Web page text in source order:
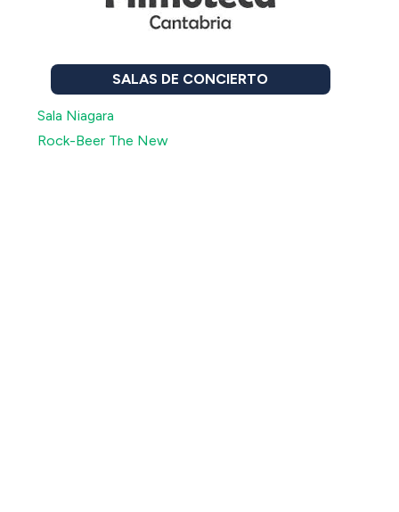
SALAS DE CONCIERTO
Sala Niagara
Rock-Beer The New